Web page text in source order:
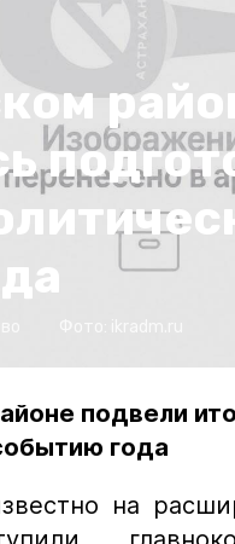
подвели
года
на